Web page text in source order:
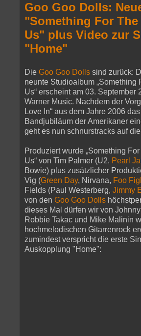
Goo Goo Dolls:
"Something For The
Us" plus Video zur
"Home"
Die Goo Goo Dolls sind zurück:
neunte Studioalbum „Something
Us“ erscheint am 03. September
Warner Music. Nachdem der
Love In“ aus dem Jahre 2006
Bandjubiläum der Amerikaner
geht es nun schnurstracks auf
Produziert wurde „Something
Us“ von Tim Palmer (U2, Pearl
Bowie) plus zusätzlicher
Vig (Green Day, Nirvana, Foo
Fields (Paul Westerberg, Jimmy
von den Goo Goo Dolls
dieses Mal dürfen wir von
Robbie Takac und Mike Malinin
hochmelodischen Gitarrenrock
zumindest verspricht die erste
Auskopplung "Home":